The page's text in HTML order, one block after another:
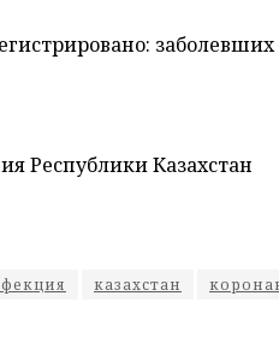
Республики Казахстан
казахстан